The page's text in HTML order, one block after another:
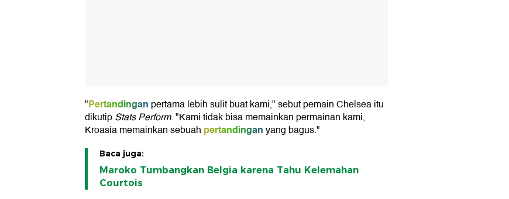
"Pertandingan pertama lebih sulit buat kami," sebut pemain Chelsea itu
dikutipStats Perform. "Kami tidak bisa memainkan permainan kami,
Kroasia memainkan sebuah pertandinganyang bagus."
Baca juga:
Maroko Tumbangkan Belgia karena Tahu Kelemahan
Courtois